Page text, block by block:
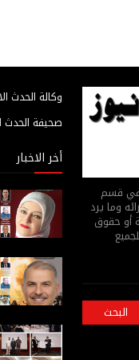
في قسم
وما يرد
أو حقوق
وكالة الحدث
صحيفة الحدث
أخر الاخبار